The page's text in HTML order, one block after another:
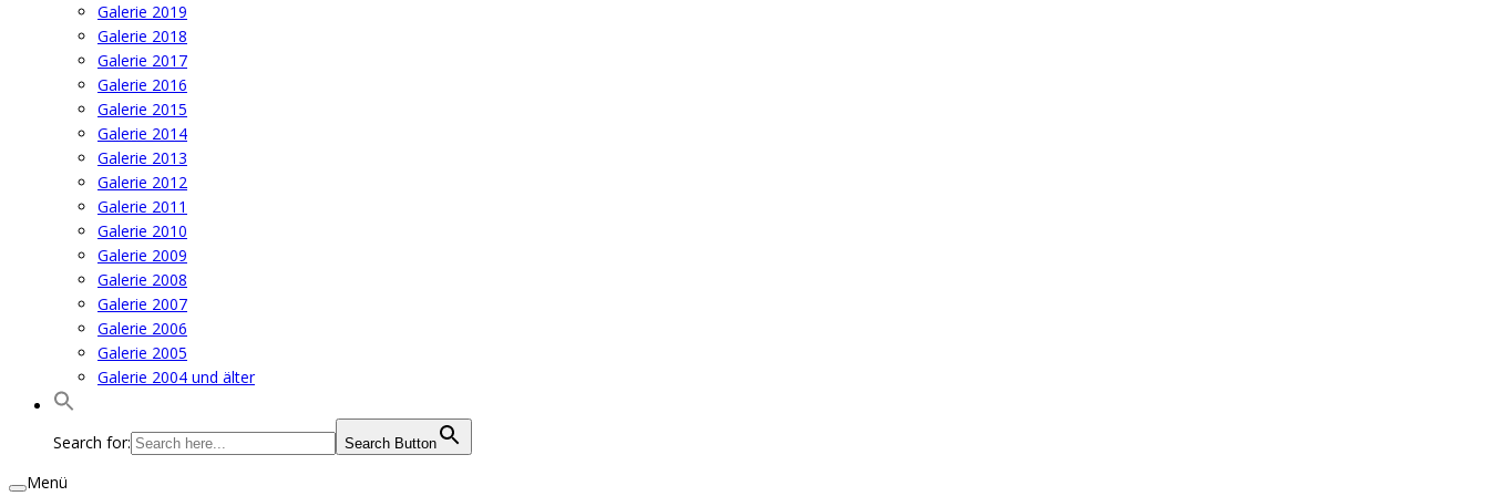
Galerie 2019
Galerie 2018
Galerie 2017
Galerie 2016
Galerie 2015
Galerie 2014
Galerie 2013
Galerie 2012
Galerie 2011
Galerie 2010
Galerie 2009
Galerie 2008
Galerie 2007
Galerie 2006
Galerie 2005
Galerie 2004 und älter
Search for: Search Button
Menü